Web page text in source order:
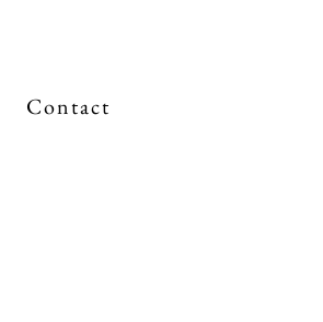
Contact